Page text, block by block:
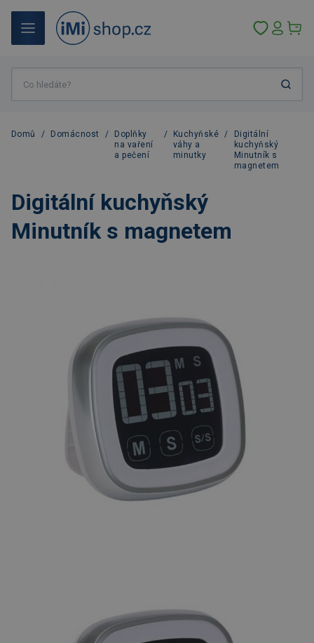
Domů / Domácnost /
Doplňky
na vaření
a pečení
/
Kuchyňské
váhy a
minutky
/
Digitální
kuchyňský
Minutník s
magnetem
Digitální kuchyňský
Minutník s magnetem